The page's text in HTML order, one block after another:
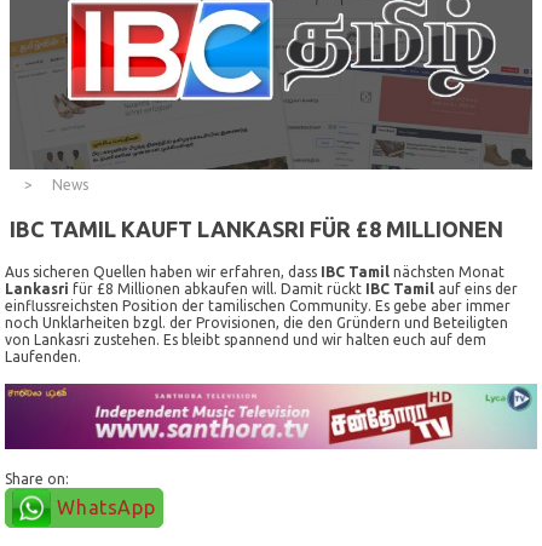
News
IBC TAMIL KAUFT LANKASRI FÜR £8 MILLIONEN
Aus sicheren Quellen haben wir erfahren, dass IBC Tamil nächsten Monat
Lankasri für £8 Millionen abkaufen will. Damit rückt IBC Tamil auf eins der
einflussreichsten Position der tamilischen Community. Es gebe aber immer
noch Unklarheiten bzgl. der Provisionen, die den Gründern und Beteiligten
von Lankasri zustehen. Es bleibt spannend und wir halten euch auf dem
Laufenden.
Share on:
WhatsApp